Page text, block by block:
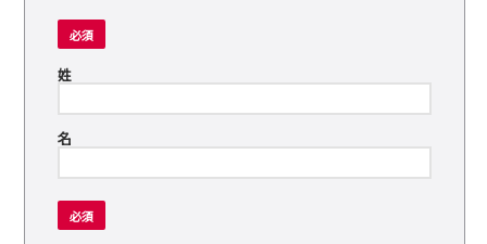
必須
姓
名
必須